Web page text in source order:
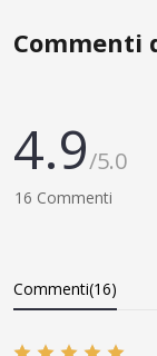
Commenti
4.9/5.0
16 Commenti
Commenti(16)